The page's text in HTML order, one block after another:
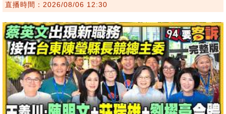
直播時間：2026/08/06 12:30